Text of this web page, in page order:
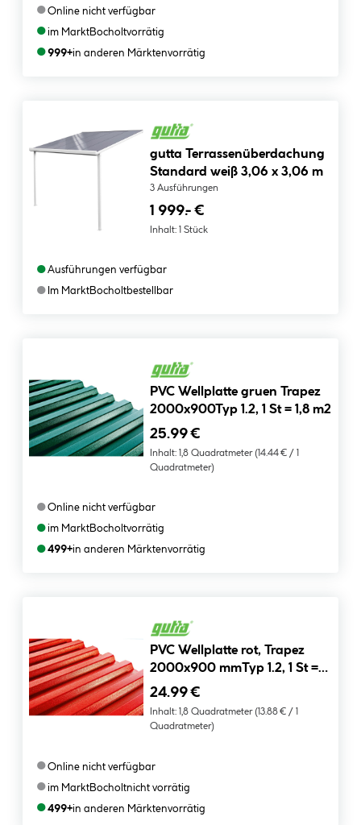
●Online nicht verfügbar
●im MarktBocholtvorrätig
●999+in anderen Märktenvorrätig
gutta Terrassenüberdachung
Standard weiß 3,06 x 3,06 m
3 Ausführungen
1 999.- €
Inhalt: 1 Stück
●Ausführungen verfügbar
● Im MarktBocholtbestellbar
PVC Wellplatte gruen Trapez
2000x900Typ 1.2, 1 St = 1,8 m2
25.99 €
Inhalt: 1,8 Quadratmeter (14.44 € / 1
Quadratmeter)
●Online nicht verfügbar
●im MarktBocholtvorrätig
●499+in anderen Märktenvorrätig
PVC Wellplatte rot, Trapez
2000x900 mmTyp 1.2, 1 St =
1,8 m2
24.99 €
Inhalt: 1,8 Quadratmeter (13.88 € / 1
Quadratmeter)
●Online nicht verfügbar
●im MarktBocholtnicht vorrätig
●499+in anderen Märktenvorrätig